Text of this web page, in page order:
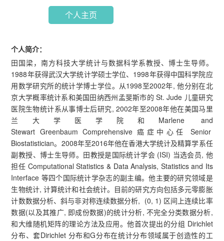
个人主页
个人简介：
田国梁，南方科技大学统计与数据科学系教授、博士生导师。
1988年获得武汉大学统计学硕士学位、1998年获得中国科学院应
用数学研究所的统计学博士学位。从1998至2002年, 他分别在北
京大学概率统计系和美国田纳西州孟斐斯市的 St. Jude 儿童研究
医院生物统计系从事博士后研究, 2002年至2008年他在美国马里
兰大学医学院和Marlene and
Stewart Greenbaum Comprehensive 癌症中心任 Senior
Biostatistician。2008年至2016年他在香港大学统计及精算学系任
副教授、博士生导师。田教授是国际统计学会 (ISI) 当选会员, 他
担任 Computational Statistics & Data Analysis, Statistics and Its
Interface 等四个国际统计学杂志的副主编。他主要的研究领域是
生物统计, 计算统计和社会统计。目前的研究方向包括多元零膨胀
计数数据分析、斜与非对称连续数据分析, (0, 1) 区间上连续比率
数据(以及其推广, 即成份数据)的统计分析, 不完全分类数据分析,
和大维随机矩阵的理论方法及应用。他首次提出的分组 Dirichlet
分布、套Dirichlet 分布和G分布在统计分布领域属于创造性的工